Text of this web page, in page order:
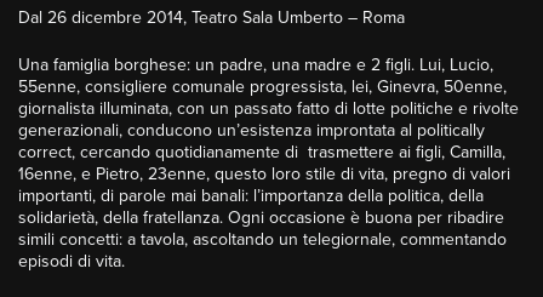
Dal 26 dicembre 2014, Teatro Sala Umberto – Roma
Una famiglia borghese: un padre, una madre e 2 figli. Lui, Lucio,
55enne, consigliere comunale progressista, lei, Ginevra, 50enne,
giornalista illuminata, con un passato fatto di lotte politiche e rivolte
generazionali, conducono un’esistenza improntata al politically
correct, cercando quotidianamente di trasmettere ai figli, Camilla,
16enne, e Pietro, 23enne, questo loro stile di vita, pregno di valori
importanti, di parole mai banali: l’importanza della politica, della
solidarietà, della fratellanza. Ogni occasione è buona per ribadire
simili concetti: a tavola, ascoltando un telegiornale, commentando
episodi di vita.